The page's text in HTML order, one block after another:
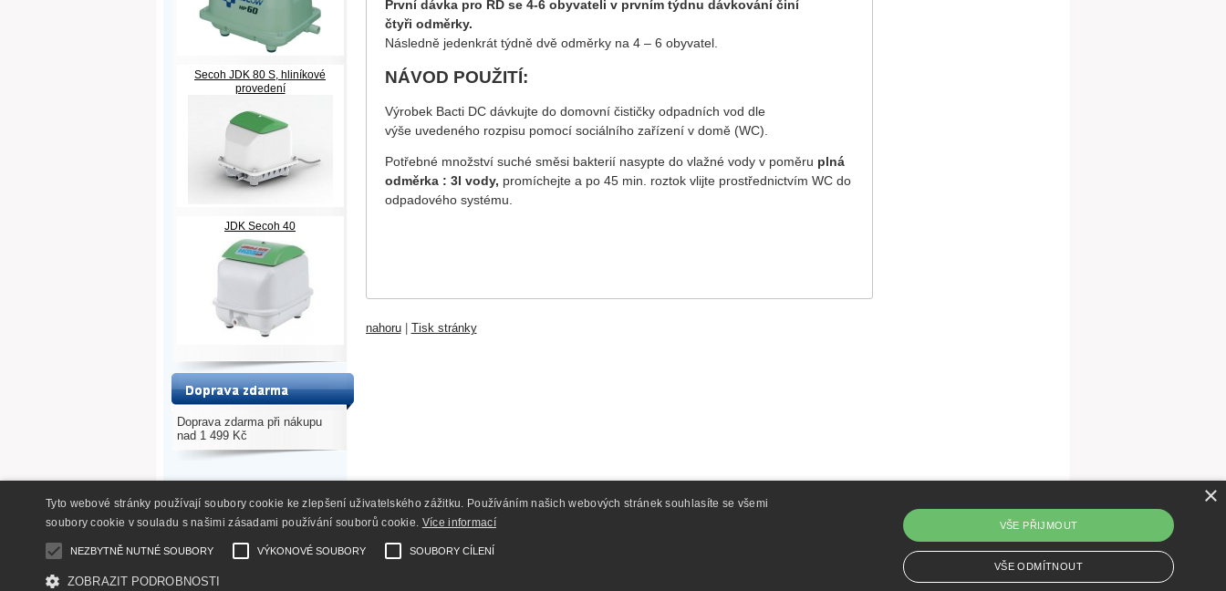
První dávka pro RD se 4-6 obyvateli v prvním týdnu dávkování činí
čtyři odměrky.
Následně jedenkrát týdně dvě odměrky na 4 – 6 obyvatel.
NÁVOD POUŽITÍ:
Výrobek Bacti DC dávkujte do domovní čističky odpadních vod dle
výše uvedeného rozpisu pomocí sociálního zařízení v domě (WC).
Potřebné množství suché směsi bakterií nasypte do vlažné vody v poměru plná
odměrka : 3l vody, promíchejte a po 45 min. roztok vlijte prostřednictvím WC do
odpadového systému.
nahoru| Tisk stránky
Secoh JDK 80 S, hliníkové
provedení
JDK Secoh 40
Doprava zdarma při nákupu
nad 1 499 Kč
×
Tyto webové stránky používají soubory cookie ke zlepšení uživatelského zážitku. Používáním našich webových stránek souhlasíte se všemi
soubory cookie v souladu s našimi zásadami používání souborů cookie. Více informací
NEZBYTNĚ NUTNÉ SOUBORY VÝKONOVÉ SOUBORY SOUBORY CÍLENÍ
ZOBRAZIT PODROBNOSTI
VŠE PŘIJMOUT
VŠE ODMÍTNOUT